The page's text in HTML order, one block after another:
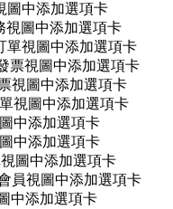
圖中添加選項卡
視圖中添加選項卡
單視圖中添加選項卡
票視圖中添加選項卡
視圖中添加選項卡
視圖中添加選項卡
中添加選項卡
中添加選項卡
圖中添加選項卡
員視圖中添加選項卡
中添加選項卡